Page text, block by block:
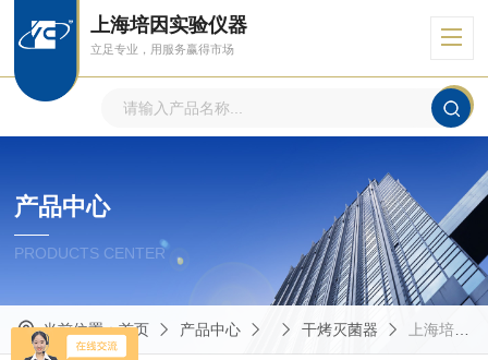
上海培因实验仪器
立足专业，用服务赢得市场
产品中心
PRODUCTS CENTER
当前位置：首页 产品中心 干烤灭菌器 上海培因实验仪器有限公司GKQ-9070A甘肃 GKQ干烤灭菌器